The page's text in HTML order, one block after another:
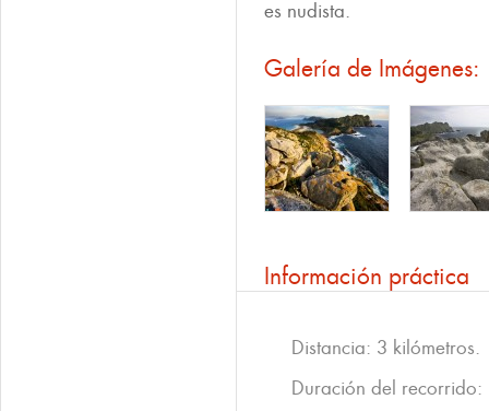
es nudista.
Galería de Imágenes:
Información práctica
Distancia: 3 kilómetros.
Duración del recorrido: